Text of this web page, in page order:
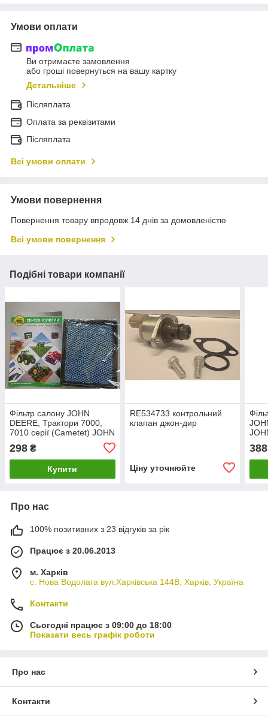
Умови оплати
Ви отримаєте замовлення
або гроші повернуться на вашу картку
Детальніше
Післяплата
Оплата за реквізитами
Післяплата
Всі умови оплати
Умови повернення
Повернення товару впродовж 14 днів за домовленістю
Всі умови повернення
Подібні товари компанії
Фільтр салону JOHN
DEERE, Трактори 7000,
7010 серії (Cametet) JOHN
RE151778
298 ₴
Купити
RE534733 контрольний
клапан джон-дир
Ціну уточнюйте
Про нас
100% позитивних з 23 відгуків за рік
Працює з 20.06.2013
м. Харків
с. Нова Водолага вул.Харківська 144В, Харків, Україна
Контакти
Сьогодні працює з 09:00 до 18:00
Показати весь графік роботи
Про нас
Контакти